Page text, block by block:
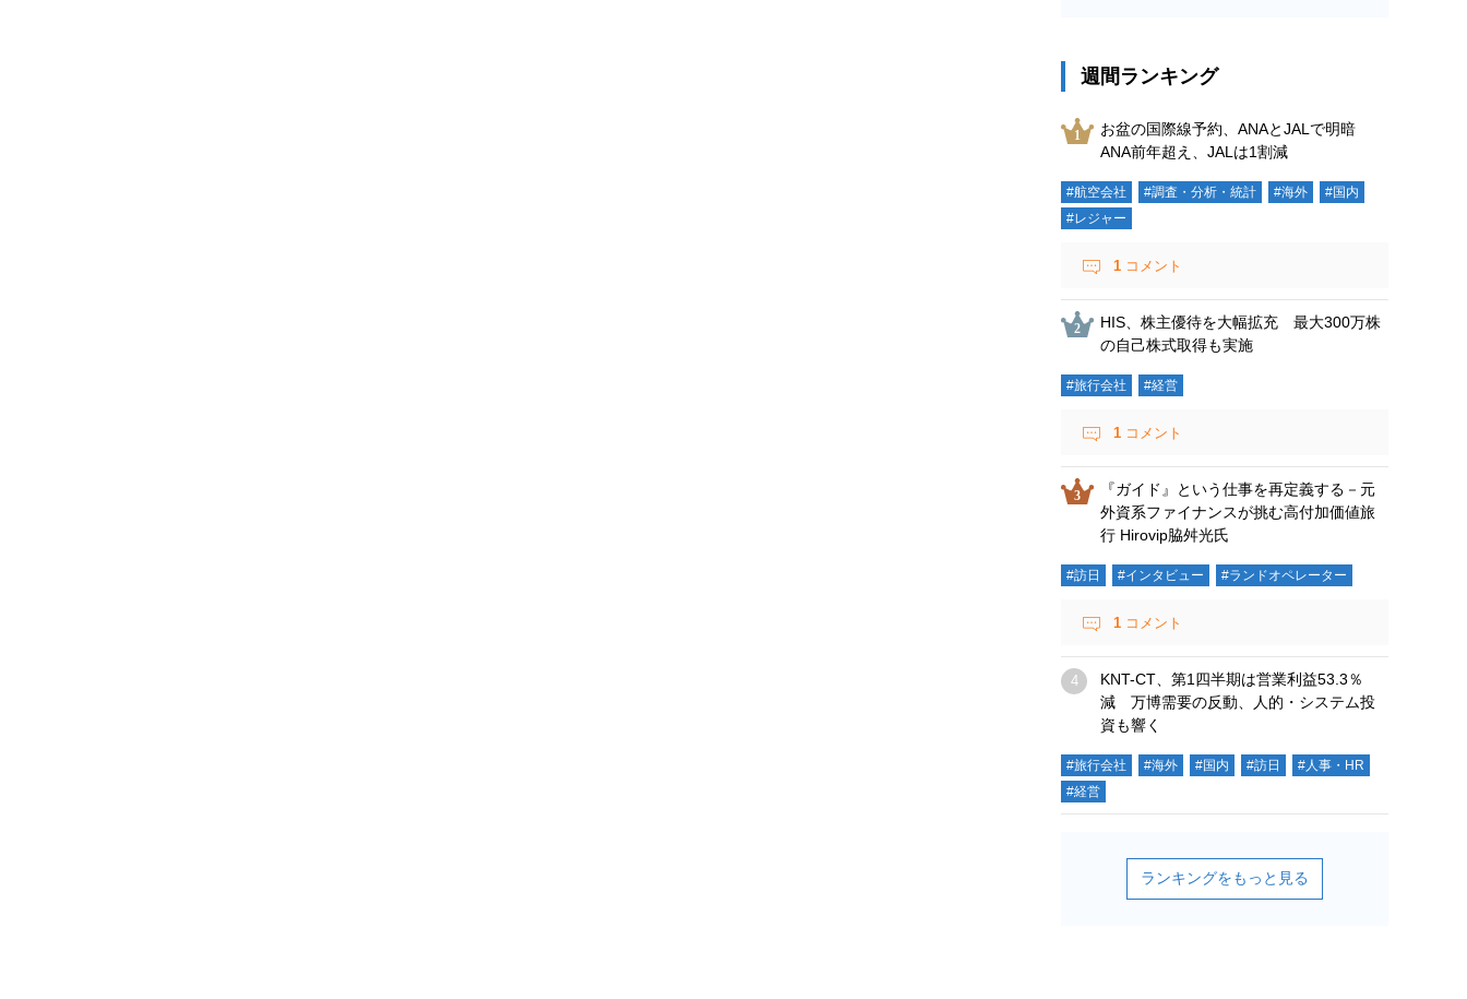
週間ランキング
お盆の国際線予約、ANAとJALで明暗
ANA前年超え、JALは1割減
#航空会社 #調査・分析・統計 #海外
#国内
#レジャー
1 コメント
HIS、株主優待を大幅拡充 最大300万株
の自己株式取得も実施
#旅行会社 #経営
1 コメント
『ガイド』という仕事を再定義する－元
外資系ファイナンスが挑む高付加価値旅
行 Hirovip脇舛光氏
#訪日 #インタビュー #ランドオペレーター
1 コメント
KNT-CT、第1四半期は営業利益53.3％
減 万博需要の反動、人的・システム投
資も響く
#旅行会社 #海外 #国内 #訪日
#人事・HR
#経営